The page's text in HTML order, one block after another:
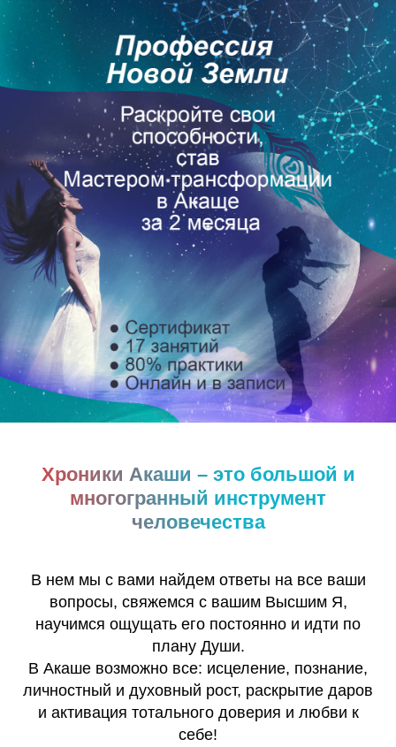
Хроники Акаши – это большой и
многогранный инструмент
человечества
В нем мы с вами найдем ответы на все ваши
вопросы, свяжемся с вашим Высшим Я,
научимся ощущать его постоянно и идти по
плану Души.
В Акаше возможно все: исцеление, познание,
личностный и духовный рост, раскрытие даров
и активация тотального доверия и любви к
себе!